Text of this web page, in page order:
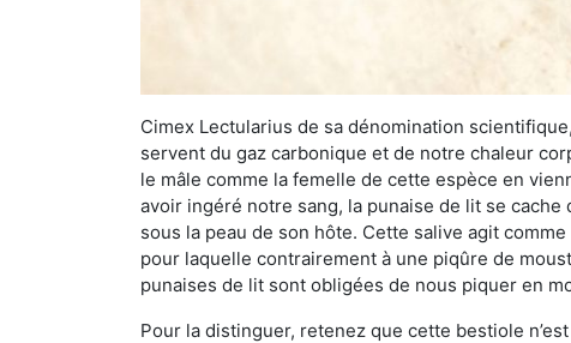
Cimex Lectularius de sa dénomination
servent du gaz carbonique et de notre chaleur
le mâle comme la femelle de cette espèce en
avoir ingéré notre sang, la punaise de lit se
sous la peau de son hôte. Cette salive agit
pour laquelle contrairement à une piqûre de
punaises de lit sont obligées de nous piquer en
Pour la distinguer, retenez que cette bestiole